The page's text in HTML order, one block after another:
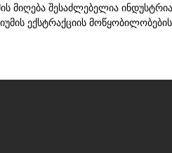
მიღება შესაძლებელია
ექსტრაქციის